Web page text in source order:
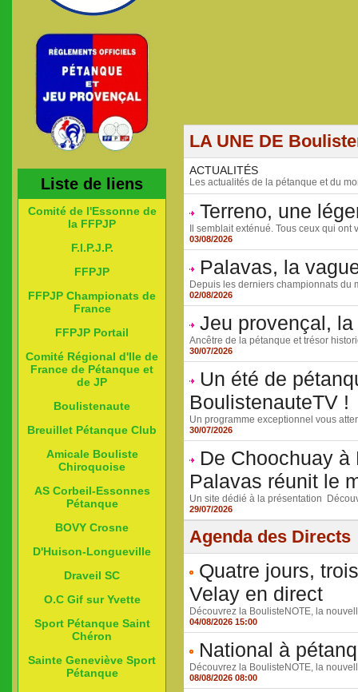
Liste de liens
Comité de l'Essonne de
la FFPJP
F.I.P.J.P.
FFPJP
FFPJP Championats de
France
FFPJP Portail
Comité Régional d'Ile de
France de Pétanque et
de JP
Boulistenaute
Breuillet Pétanque Club
Amicale Bouliste
Chiroquoise
AS Corbeil-Essonnes
Pétanque
BOVY Crosne
D'Huison-Longueville
Draveil SC
O.C Gif sur Yvette
Sport Pétanque Saint
Chéron
Sainte Geneviève Sport
Pétanque
LA UNE DE
ACTUALITÉS
Les actualités de la pétanque et du
Terreno, une
Il semblait exténué. Tous ceux qui
03/08/2026
Palavas, la
Depuis les derniers championnats du
02/08/2026
Jeu provençal,
Ancêtre de la pétanque et trésor
30/07/2026
Un été de
BoulistenauteTV !
Un programme exceptionnel vous
30/07/2026
De Choochuay
Palavas réunit le
Un site dédié à la présentation
29/07/2026
Agenda des Directs
Quatre jours,
Velay en direct
Découvrez la BoulisteNOTE, la
04/08/2026 15:00
National à
Découvrez la BoulisteNOTE, la
08/08/2026 08:00